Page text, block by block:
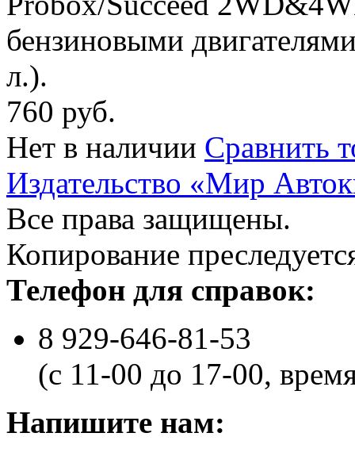
бензиновыми
л.).
760 руб.
Нет в наличии Сравнить
Издательство «Мир
Все права защищены.
Копирование
Телефон для справок:
8 929-646-81-53
(с 11-00 до 17-00,
Напишите нам: